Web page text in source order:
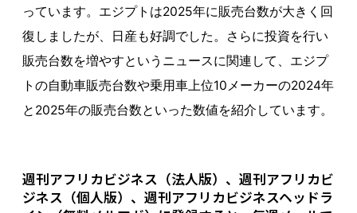
っています。エジプトは2025年に販売台数が大きく回
復しましたが、日産も好調でした。さらに投資を行い
販売台数を増やすというニュースに関連して、エジプ
トの自動車販売台数や乗用車上位10メーカーの2024年
と2025年の販売台数といった数値を紹介しています。
週刊アフリカビジネス（法人版）、週刊アフリカビ
ジネス（個人版）、週刊アフリカビジネスヘッドラ